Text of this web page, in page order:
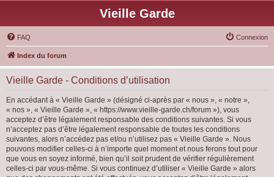
Vieille Garde
FAQ Connexion
Index du forum
Vieille Garde - Conditions d’utilisation
En accédant à « Vieille Garde » (désigné ci-après par « nous », « notre »,
« nos », « Vieille Garde », « https://www.vieille-garde.ch/forum »), vous
acceptez d’être légalement responsable des conditions suivantes. Si vous
n’acceptez pas d’être légalement responsable de toutes les conditions
suivantes, alors n’accédez pas et/ou n’utilisez pas « Vieille Garde ». Nous
pouvons modifier celles-ci à n’importe quel moment et nous ferons tout pour
que vous en soyez informé, bien qu’il soit prudent de vérifier régulièrement
celles-ci par vous-même. Si vous continuez d’utiliser « Vieille Garde » alors